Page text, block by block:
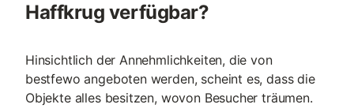
Haffkrug verfügbar?
Hinsichtlich der Annehmlichkeiten, die von
bestfewo angeboten werden, scheint es, dass die
Objekte alles besitzen, wovon Besucher träumen.